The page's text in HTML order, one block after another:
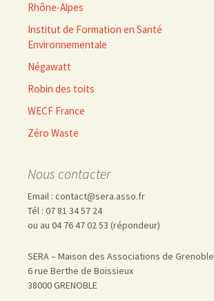
Rhône-Alpes
Institut de Formation en Santé
Environnementale
Négawatt
Robin des toits
WECF France
Zéro Waste
Nous contacter
Email : contact@sera.asso.fr
Tél : 07 81 34 57 24
ou au 04 76 47 02 53 (répondeur)
SERA – Maison des Associations de Grenoble
6 rue Berthe de Boissieux
38000 GRENOBLE